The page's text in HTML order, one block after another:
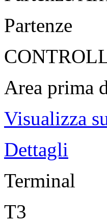
Partenze
Area prima
Visualizza
Dettagli
Terminal
T3